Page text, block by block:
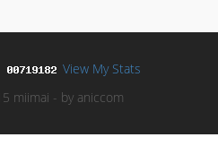
View My Stats
miimai - by aniccom